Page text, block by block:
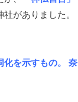
がありました。
を示すもの。